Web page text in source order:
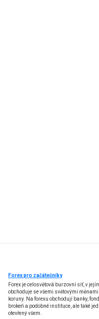
Forex pro začátečníky
Forex je celosvětová burzovní síť, v
obchoduje se všemi světovými
koruny. Na forexu obchodují banky,
brokeři a podobné instituce, ale také
otevřený všem.